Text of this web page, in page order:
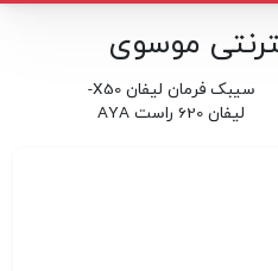
موسوی
سیبک فرمان لیفان X50-
لیفان 620 راست AYA